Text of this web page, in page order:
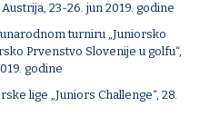
23-26. jun 2019. godine
turniru „Juniorsko
Prvenstvo Slovenije u golfu“,
godine
lige „Juniors Challenge“, 28.